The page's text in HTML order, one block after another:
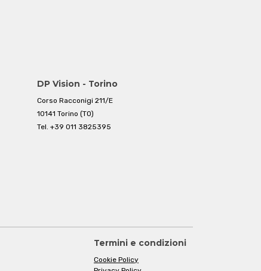
DP Vision - Torino
Corso Racconigi 211/E
10141 Torino (TO)
Tel. +39 011 3825395
Termini e condizioni
Cookie Policy